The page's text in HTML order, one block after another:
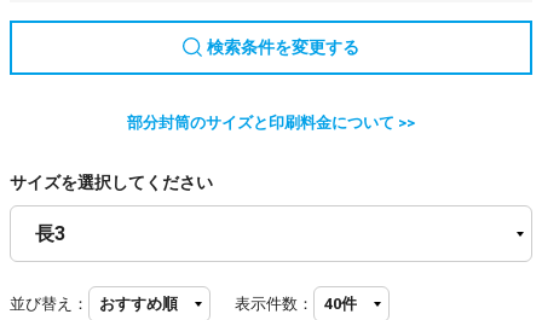
検索条件を変更する
部分封筒のサイズと印刷料金について >>
サイズを選択してください
並び替え： 表示件数：